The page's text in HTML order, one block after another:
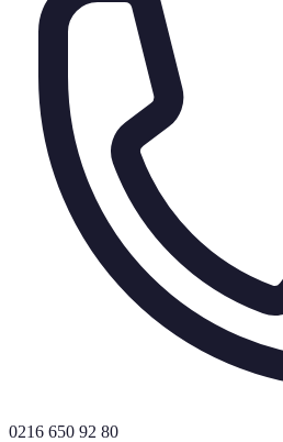
0216 650 92 80